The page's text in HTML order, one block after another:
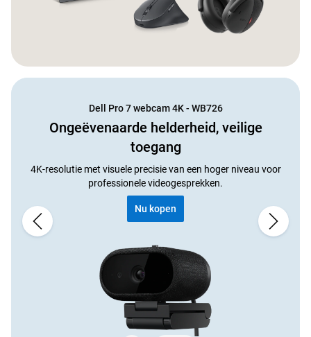
Dell Pro 7 webcam 4K - WB726
Ongeëvenaarde helderheid, veilige
toegang
4K-resolutie met visuele precisie van een hoger niveau voor
professionele videogesprekken.
Nu kopen